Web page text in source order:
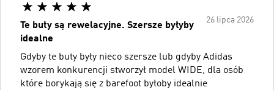
26 lipca 2026
Te buty są rewelacyjne. Szersze byłyby
idealne
Gdyby te buty były nieco szersze lub gdyby Adidas
wzorem konkurencji stworzył model WIDE, dla osób
które borykają się z barefoot byłoby idealnie